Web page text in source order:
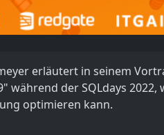
erläutert in seinem
während der SQLdays
optimieren kann.